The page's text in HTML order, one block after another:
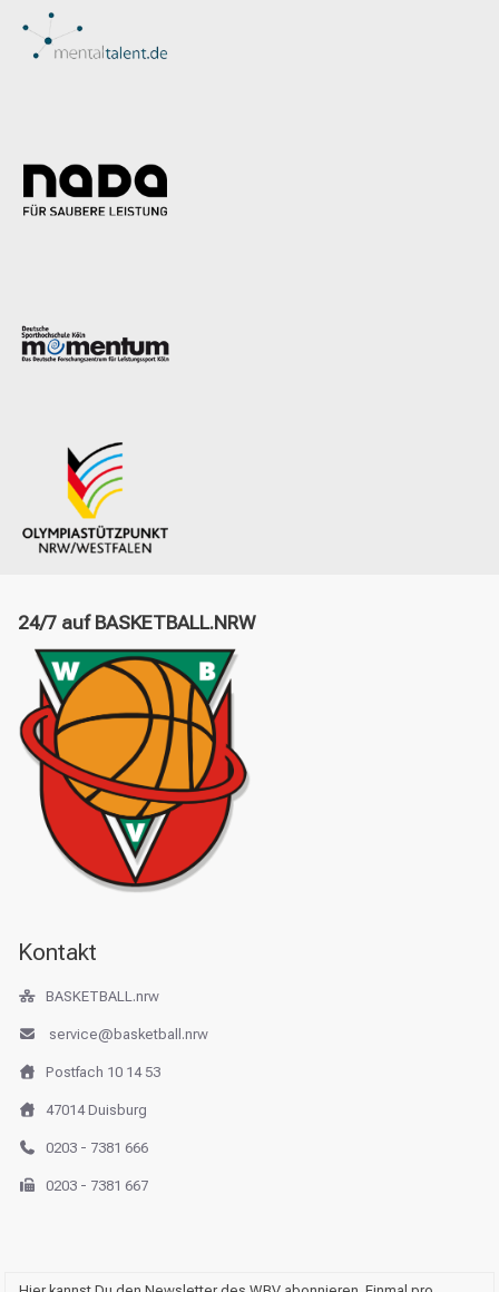
24/7 auf BASKETBALL.NRW
Kontakt
BASKETBALL.nrw
service@basketball.nrw
Postfach 10 14 53
47014 Duisburg
0203 - 7381 666
0203 - 7381 667